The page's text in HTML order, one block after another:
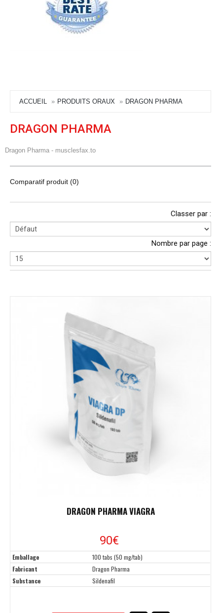
ACCUEIL PRODUITS ORAUX DRAGON PHARMA
DRAGON PHARMA
Dragon Pharma - musclesfax.to
Comparatif produit (0)
Classer par :
Nombre par page :
DRAGON PHARMA VIAGRA
90€
Emballage
100 tabs (50 mg/tab)
Fabricant
Dragon Pharma
Substance
Sildenafil